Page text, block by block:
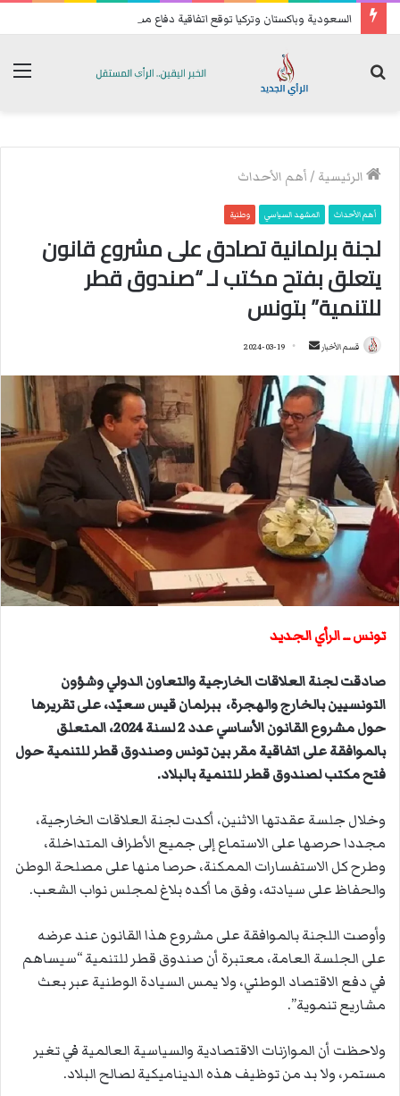
السعودية وباكستان وتركيا توقع اتفاقية دفاع مشترك
الرئيسية /أهم الأحداث
أهم الأحداث المشهد السياسي وطنية
لجنة برلمانية تصادق على مشروع قانون
يتعلق بفتح مكتب لـ “صندوق قطر
للتنمية” بتونس
قسم الأخبار
س
ل
ب
ر
ي
د
ا
إ
ل
ت
ا
2024-03-19
تونس ــ الرأي الجديد
صادقت لجنة العلاقات الخارجية والتعاون الدولي وشؤون
التونسيين بالخارج والهجرة، ببرلمان قيس سعيّد، على تقريرها
حول مشروع القانون الأساسي عدد 2 لسنة 2024، المتعلق
بالموافقة على اتفاقية مقر بين تونس وصندوق قطر للتنمية حول
فتح مكتب لصندوق قطر للتنمية بالبلاد.
وخلال جلسة عقدتها الاثنين، أكدت لجنة العلاقات الخارجية،
مجددا حرصها على الاستماع إلى جميع الأطراف المتداخلة،
وطرح كل الاستفسارات الممكنة، حرصا منها على مصلحة الوطن
والحفاظ على سيادته، وفق ما أكده بلاغ لمجلس نواب الشعب.
وأوصت اللجنة بالموافقة على مشروع هذا القانون عند عرضه
على الجلسة العامة، معتبرة أن صندوق قطر للتنمية “سيساهم
في دفع الاقتصاد الوطني، ولا يمس السيادة الوطنية عبر بعث
مشاريع تنموية”.
ولاحظت أن الموازنات الاقتصادية والسياسية العالمية في تغير
مستمر، ولا بد من توظيف هذه الديناميكية لصالح البلاد.